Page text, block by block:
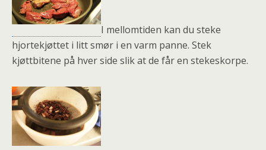
I mellomtiden kan du steke
hjortekjøttet i litt smør i en varm panne. Stek
kjøttbitene på hver side slik at de får en stekeskorpe.